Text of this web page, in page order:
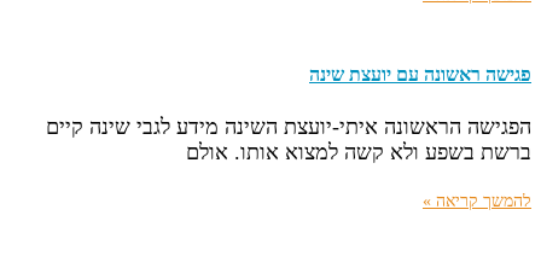
פגישה ראשונה עם יועצת שינה
הפגישה הראשונה איתי-יועצת השינה מידע לגבי שינה קיים
ברשת בשפע ולא קשה למצוא אותו. אולם
להמשך קריאה »